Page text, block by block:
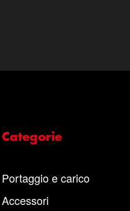
Categorie
Portaggio e carico
Accessori